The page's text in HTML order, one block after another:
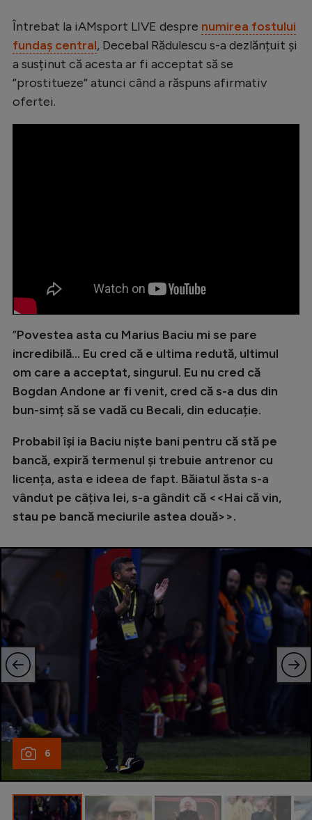
Tenis
Handbal
JO 2024
Intră în cont
Creează cont
Întrebat la iAMsport LIVE despre numirea fostului
fundaș central, Decebal Rădulescu s-a dezlănțuit și
a susținut că acesta ar fi acceptat să se
”prostitueze” atunci când a răspuns afirmativ
ofertei.
”Povestea asta cu Marius Baciu mi se pare
incredibilă... Eu cred că e ultima redută, ultimul
om care a acceptat, singurul. Eu nu cred că
Bogdan Andone ar fi venit, cred că s-a dus din
bun-simț să se vadă cu Becali, din educație.
Probabil își ia Baciu niște bani pentru că stă pe
bancă, expiră termenul și trebuie antrenor cu
licența, asta e ideea de fapt. Băiatul ăsta s-a
vândut pe câțiva lei, s-a gândit că <<Hai că vin,
stau pe bancă meciurile astea două>>.
6